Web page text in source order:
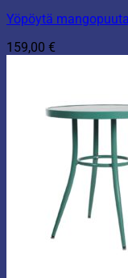
Yöpöytä mangopuuta
159,00 €